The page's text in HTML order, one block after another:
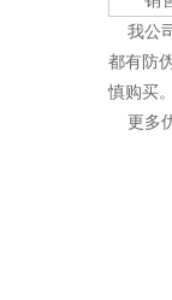
我公
都有防
慎购买
更多优